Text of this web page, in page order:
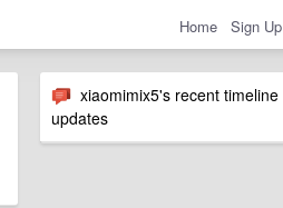
Home Sign Up
xiaomimix5's recent timeline
updates